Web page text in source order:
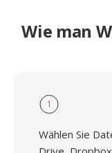
Wie man
1
Wählen Sie